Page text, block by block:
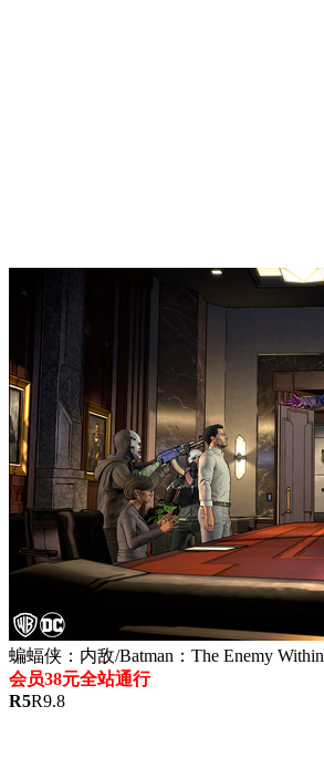
蝙蝠侠：内敌/Batman：The Enemy Within
会员38元全站通行
R5R9.8